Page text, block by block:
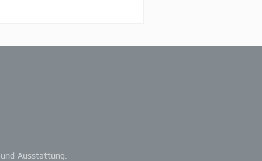
Ausstattung.